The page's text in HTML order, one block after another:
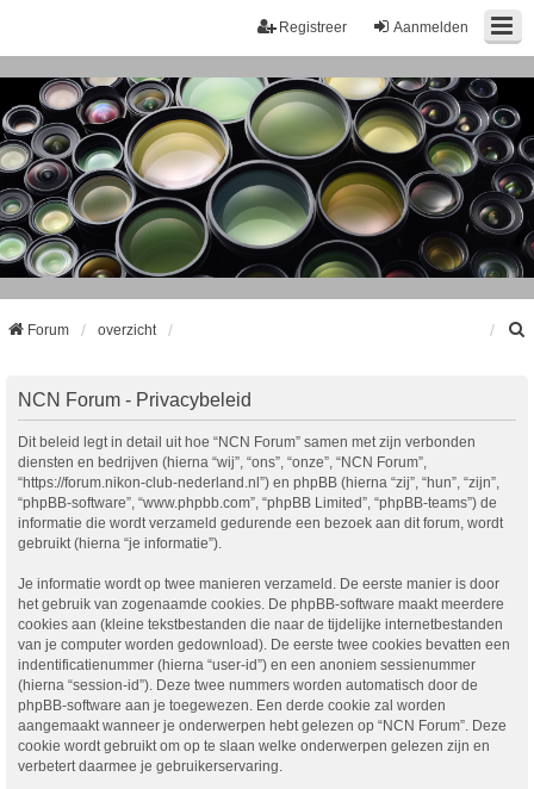
Aanmelden
Registreer
Forum overzicht
NCN Forum - Privacybeleid
Dit beleid legt in detail uit hoe “NCN Forum” samen met zijn verbonden
diensten en bedrijven (hierna “wij”, “ons”, “onze”, “NCN Forum”,
“https://forum.nikon-club-nederland.nl”) en phpBB (hierna “zij”, “hun”, “zijn”,
“phpBB-software”, “www.phpbb.com”, “phpBB Limited”, “phpBB-teams”) de
informatie die wordt verzameld gedurende een bezoek aan dit forum, wordt
gebruikt (hierna “je informatie”).
Je informatie wordt op twee manieren verzameld. De eerste manier is door
het gebruik van zogenaamde cookies. De phpBB-software maakt meerdere
cookies aan (kleine tekstbestanden die naar de tijdelijke internetbestanden
van je computer worden gedownload). De eerste twee cookies bevatten een
indentificatienummer (hierna “user-id”) en een anoniem sessienummer
(hierna “session-id”). Deze twee nummers worden automatisch door de
phpBB-software aan je toegewezen. Een derde cookie zal worden
aangemaakt wanneer je onderwerpen hebt gelezen op “NCN Forum”. Deze
cookie wordt gebruikt om op te slaan welke onderwerpen gelezen zijn en
verbetert daarmee je gebruikerservaring.